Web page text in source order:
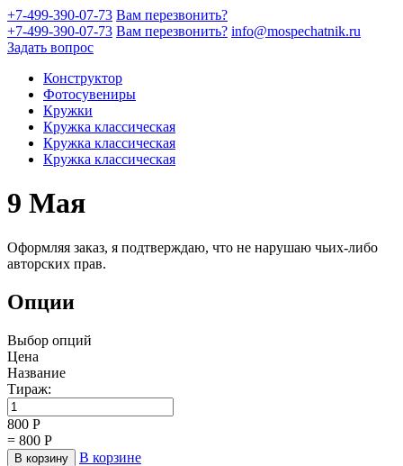
+7-499-390-07-73 Вам перезвонить?
+7-499-390-07-73 Вам перезвонить? info@mospechatnik.ru
Задать вопрос
Конструктор
Фотосувениры
Кружки
Кружка классическая
Кружка классическая
Кружка классическая
9 Мая
Оформляя заказ, я подтверждаю, что не нарушаю чьих-либо
авторских прав.
Опции
Выбор опций
Цена
Название
Тираж:
800 Р
= 800 Р
В корзину
В корзине